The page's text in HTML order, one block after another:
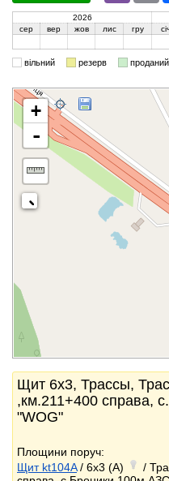
2026
сер
вер жов лис гру
вільний резерв проданий
+
-
Щит 6x3, Трассы,
,км.211+400 справа,
"WOG"
Площини поруч:
Щит kt104A/ 6x3 (A)
/